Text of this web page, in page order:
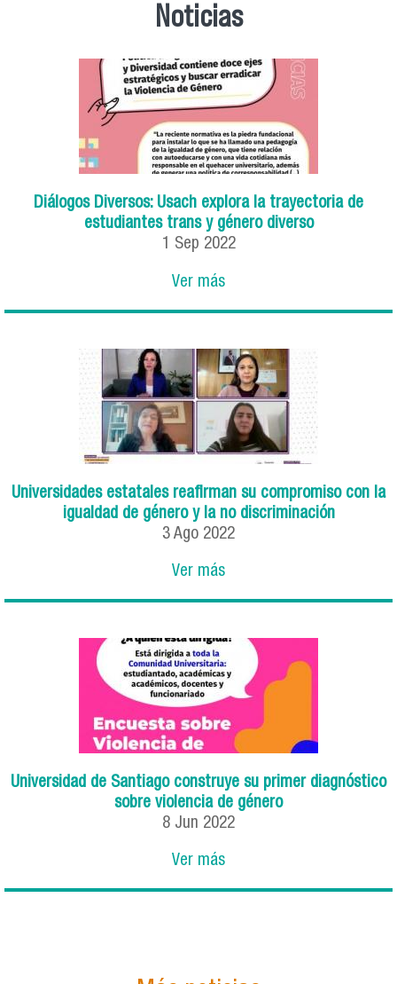
Noticias
Diálogos Diversos: Usach explora la trayectoria de
estudiantes trans y género diverso
1 Sep 2022
Ver más
Universidades estatales reafirman su compromiso con la
igualdad de género y la no discriminación
3 Ago 2022
Ver más
Universidad de Santiago construye su primer diagnóstico
sobre violencia de género
8 Jun 2022
Ver más